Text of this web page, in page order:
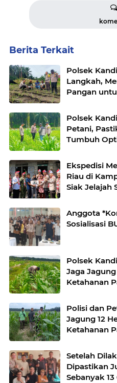
Berita Terkait
Polsek
Langkah,
Pangan
Polsek
Petani,
Tumbuh
Ekspedisi
Riau di
Siak Jelajah
81,Hadirkan
Anggota
Sosialisasi
Polsek
Jaga
Ketahanan
Polisi dan
Jagung 12
Ketahanan
Setelah
Dipastikan
Sebanyak